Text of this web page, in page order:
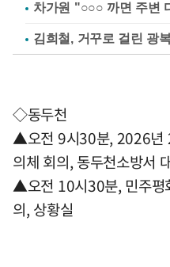
차가원 "○○○ 까면 주변
◇동두천
▲오전 9시30분, 2026년
의체 회의, 동두천소방서
▲오전 10시30분, 민주평
의, 상황실